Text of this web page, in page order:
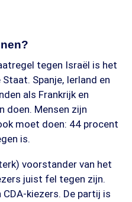
tegen Israël is het
Spanje, Ierland en
als Frankrijk en
doen. Mensen zijn
moet doen: 44 procent
is.
voorstander van het
juist fel tegen zijn.
kiezers. De partij is